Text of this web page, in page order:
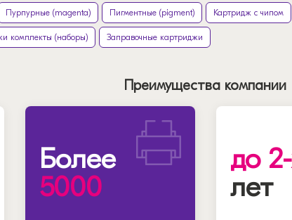
Пурпурные (magenta) Пигментные (pigment) Картридж с чипом
комплекты (наборы) Заправочные картриджи
Преимущества компании
Более
5000
до
лет